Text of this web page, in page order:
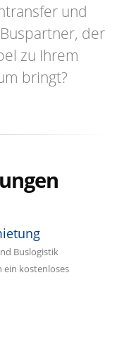
und
der
zu Ihrem
bringt?
Buslogistik
ein kostenloses